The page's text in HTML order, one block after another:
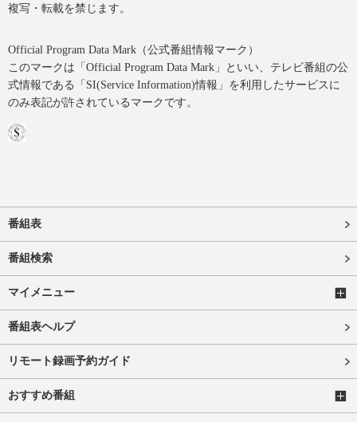
複写・転載を禁じます。
Official Program Data Mark（公式番組情報マーク）
このマークは「Official Program Data Mark」といい、テレビ番組の公
式情報である「SI(Service Information)情報」を利用したサービスに
のみ表記が許されているマークです。
番組表
番組検索
マイメニュー
番組表ヘルプ
リモート録画予約ガイド
おすすめ番組